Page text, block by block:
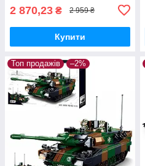
2 870,23 ₴ 2 959 ₴
Купити
Топ продажів –2%